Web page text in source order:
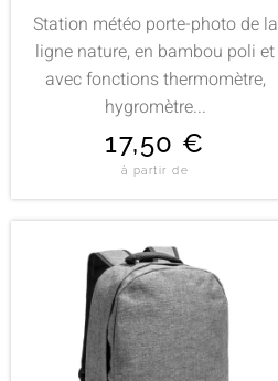
Station météo porte-photo de la
ligne nature, en bambou poli et
avec fonctions thermomètre,
hygromètre...
17,50 €
à partir de